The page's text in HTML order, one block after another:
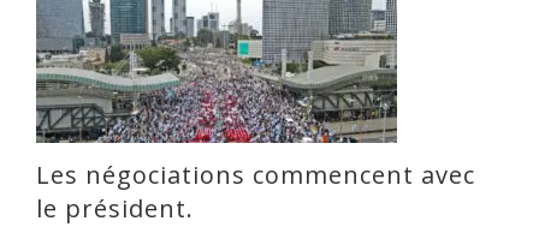
Les négociations commencent avec
le président.